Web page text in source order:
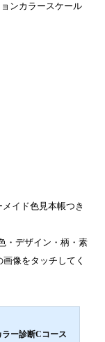
ンカラースケール
イド色見本帳つき
・デザイン・柄・素
像をタッチしてく
ー診断Cコース